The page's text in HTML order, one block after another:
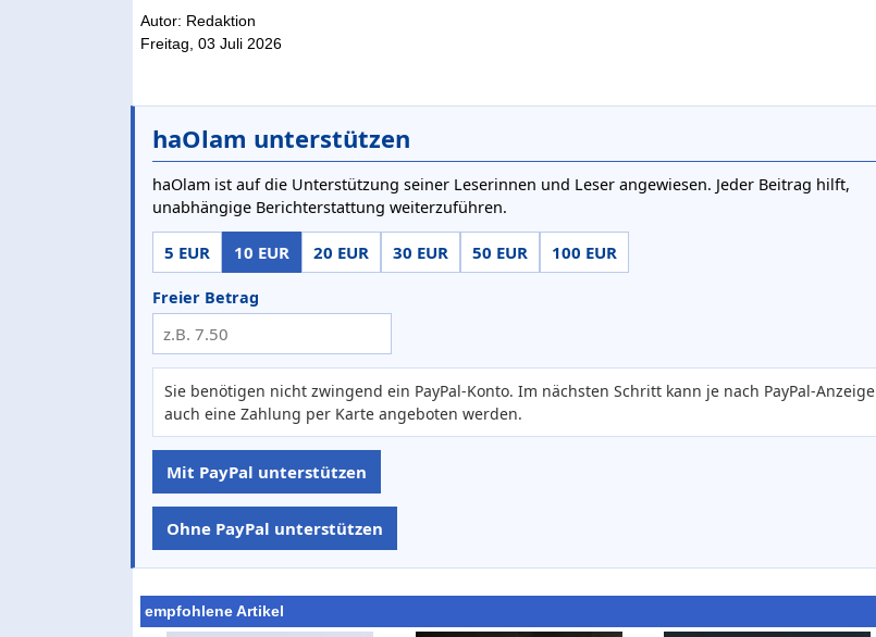
Autor: Redaktion
Freitag, 03 Juli 2026
haOlam unterstützen
haOlam ist auf die Unterstützung seiner Leserinnen und Leser angewiesen. Jeder Beitrag hilft,
unabhängige Berichterstattung weiterzuführen.
5 EUR 10 EUR 20 EUR 30 EUR 50 EUR 100 EUR
Freier Betrag
Sie benötigen nicht zwingend ein PayPal-Konto. Im nächsten Schritt kann je nach PayPal-Anzeige
auch eine Zahlung per Karte angeboten werden.
Mit PayPal unterstützen
Ohne PayPal unterstützen
empfohlene Artikel